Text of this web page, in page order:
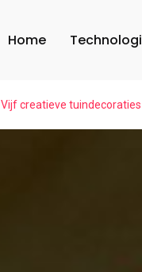
Home
Vijf creatieve